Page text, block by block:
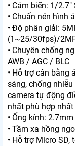
• Cảm biến: 1/
• Chuẩn nén hình
• Độ phân giải:
(1~25/30fps)/
• Chuyên chống
AWB / AGC / BLC
• Hỗ trợ cân bằng
sáng, chống
camera tự động
nhất phù hợp
• Ống kính:
• Tầm xa hồng
• Hỗ trợ Micro SD,